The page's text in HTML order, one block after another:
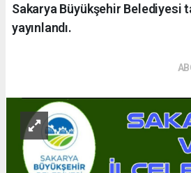
Sakarya Büyükşehir Belediyesi
yayınlandı.